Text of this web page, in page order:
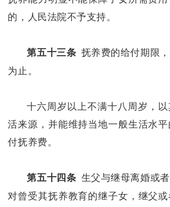
的，人民法院不予支持。
第五十三条 抚养费的给付期限
为止。
十六周岁以上不满十八周岁，
活来源，并能维持当地一般生活水
付抚养费。
第五十四条 生父与继母离婚或
对曾受其抚养教育的继子女，继父